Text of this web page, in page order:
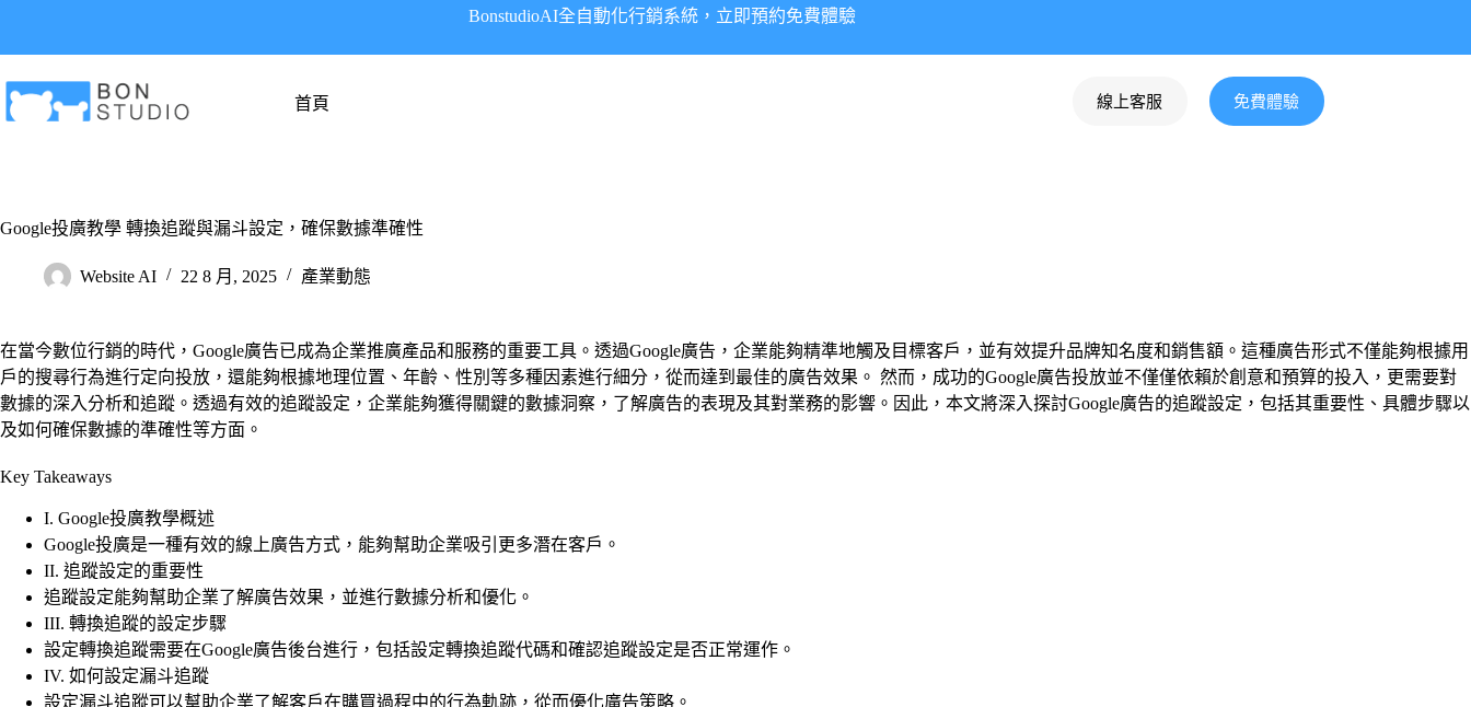
要
內
BonstudioAI全自動化行銷系統，立即預約免費體驗
首頁 線上客服 免費體驗
Google投廣教學 轉換追蹤與漏斗設定，確保數據準確性
Website AI 22 8 月, 2025 產業動態
在當今數位行銷的時代，Google廣告已成為企業推廣產品和服務的重要工具。透過Google廣告，企業能夠精準地觸及目標客戶，並有效提升品牌知名度和銷售額。這種廣告形式不僅能夠根據用
戶的搜尋行為進行定向投放，還能夠根據地理位置、年齡、性別等多種因素進行細分，從而達到最佳的廣告效果。 然而，成功的Google廣告投放並不僅僅依賴於創意和預算的投入，更需要對
數據的深入分析和追蹤。透過有效的追蹤設定，企業能夠獲得關鍵的數據洞察，了解廣告的表現及其對業務的影響。因此，本文將深入探討Google廣告的追蹤設定，包括其重要性、具體步驟以
及如何確保數據的準確性等方面。
Key Takeaways
I. Google投廣教學概述
Google投廣是一種有效的線上廣告方式，能夠幫助企業吸引更多潛在客戶。
II. 追蹤設定的重要性
追蹤設定能夠幫助企業了解廣告效果，並進行數據分析和優化。
III. 轉換追蹤的設定步驟
設定轉換追蹤需要在Google廣告後台進行，包括設定轉換追蹤代碼和確認追蹤設定是否正常運作。
IV. 如何設定漏斗追蹤
設定漏斗追蹤可以幫助企業了解客戶在購買過程中的行為軌跡，從而優化廣告策略。